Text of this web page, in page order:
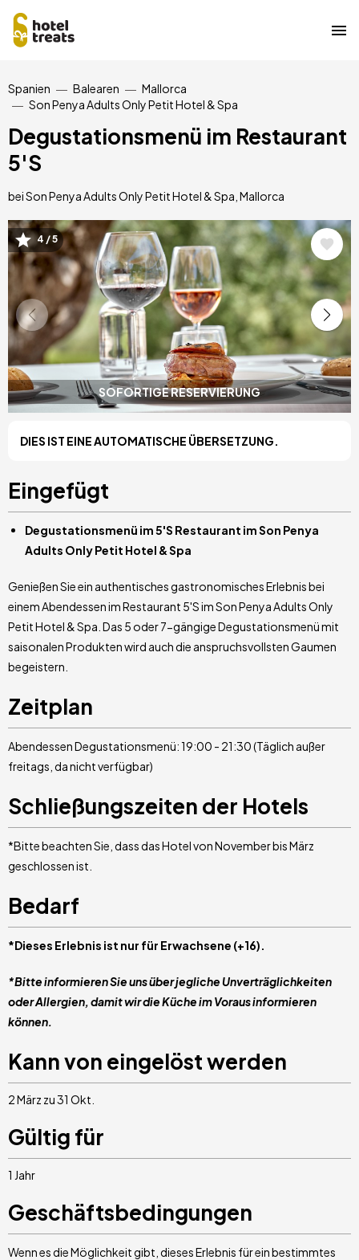
zum
Spanien Balearen
Mallorca
Son Penya Adults Only Petit Hotel & Spa
Degustationsmenü im Restaurant
5'S
bei Son Penya Adults Only Petit Hotel & Spa, Mallorca
Bild
SOFORTIGE RESERVIERUNG
4 / 5
DIES IST EINE AUTOMATISCHE ÜBERSETZUNG.
Eingefügt
Degustationsmenü im 5'S Restaurant im Son Penya
Adults Only Petit Hotel & Spa
Genießen Sie ein authentisches gastronomisches Erlebnis bei
einem Abendessen im Restaurant 5'S im Son Penya Adults Only
Petit Hotel & Spa. Das 5 oder 7-gängige Degustationsmenü mit
saisonalen Produkten wird auch die anspruchsvollsten Gaumen
begeistern.
Zeitplan
Abendessen Degustationsmenü: 19:00 - 21:30 (Täglich außer
freitags, da nicht verfügbar)
Schließungszeiten der Hotels
*Bitte beachten Sie, dass das Hotel von November bis März
geschlossen ist.
Bedarf
*Dieses Erlebnis ist nur für Erwachsene (+16).
*Bitte informieren Sie uns über jegliche Unverträglichkeiten
oder Allergien, damit wir die Küche im Voraus informieren
können.
Kann von eingelöst werden
2 März zu 31 Okt.
Gültig für
1 Jahr
Geschäftsbedingungen
Wenn es die Möglichkeit gibt, dieses Erlebnis für ein bestimmtes